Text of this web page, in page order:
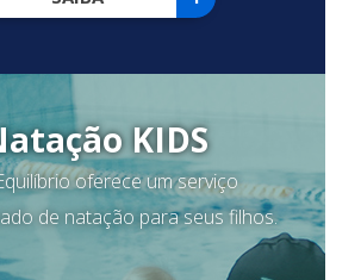
KIDS
oferece um serviço
de natação para seus filhos.